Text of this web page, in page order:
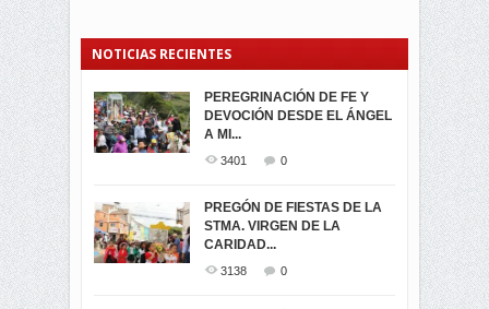
NOTICIAS RECIENTES
PEREGRINACIÓN DE FE Y
DEVOCIÓN DESDE EL ÁNGEL
A MI...
3401 0
PREGÓN DE FIESTAS DE LA
STMA. VIRGEN DE LA
CARIDAD...
3138 0
PROCESIÓN DE LA VIRGEN
DE LA CARIDAD 2024
3063
-ENCENDIDO DEL ARBOL DE
...
SEGUNDA VUELTA
ELECCIONES
PRESIDENCIALES 2023 EN
M...
ELECCION CRUCIAL:
SEGUNDA VUELTA
PRESIDENCIAL EL 1...